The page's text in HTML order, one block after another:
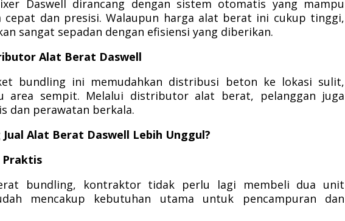
Daswell dirancang dengan sistem otomatis yang mampu
cepat dan presisi. Walaupun harga alat berat ini cukup tinggi,
sangat sepadan dengan efisiensi yang diberikan.
Alat Berat Daswell
bundling ini memudahkan distribusi beton ke lokasi sulit,
area sempit. Melalui distributor alat berat, pelanggan juga
dan perawatan berkala.
Alat Berat Daswell Lebih Unggul?
Praktis
bundling, kontraktor tidak perlu lagi membeli dua unit
mencakup kebutuhan utama untuk pencampuran dan